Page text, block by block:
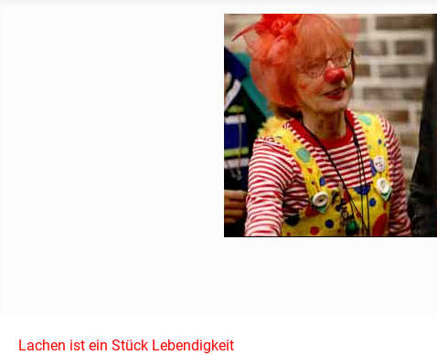
Lachen ist ein Stück Lebendigkeit